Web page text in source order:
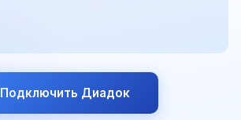
Подключить Диадок